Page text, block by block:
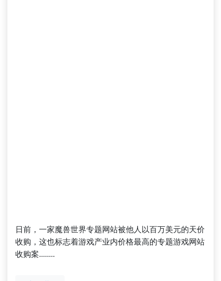
日前，一家魔兽世界专题网站被他人以百万美元的天价
收购，这也标志着游戏产业内价格最高的专题游戏网站
收购案........